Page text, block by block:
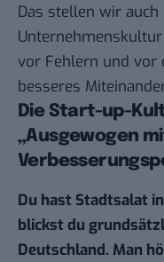
Das stellen wir
vor Fehlern und vor
besseres
Die Start-up-
„Ausgewogen
Du hast Stadtsalat
blickst du
Deutschland. Man